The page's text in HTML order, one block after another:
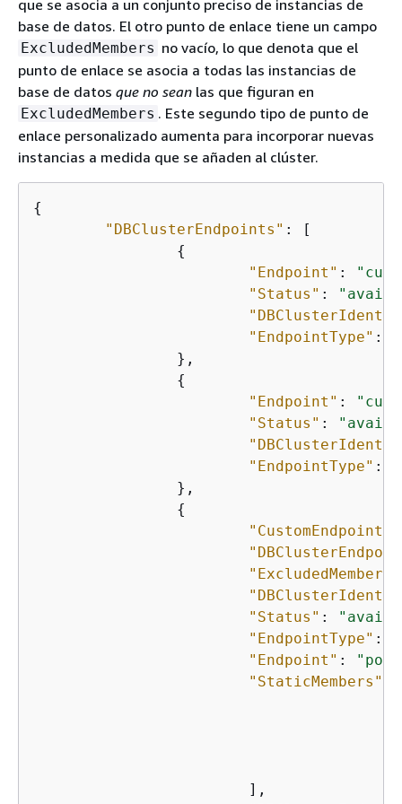
que se asocia a un conjunto preciso de instancias de
base de datos. El otro punto de enlace tiene un campo
ExcludedMembers no vacío, lo que denota que el
punto de enlace se asocia a todas las instancias de
base de datos que no sean las que figuran en
ExcludedMembers . Este segundo tipo de punto de
enlace personalizado aumenta para incorporar nuevas
instancias a medida que se añaden al clúster.
{
"DBClusterEndpoints" : [
{
"Endpoint" :
"Status" :
"EndpointType" :
{
"Endpoint" :
"Status" :
"EndpointType" :
{
"ExcludedMembers"
"Status" :
"EndpointType" :
"Endpoint" :
"StaticMembers"